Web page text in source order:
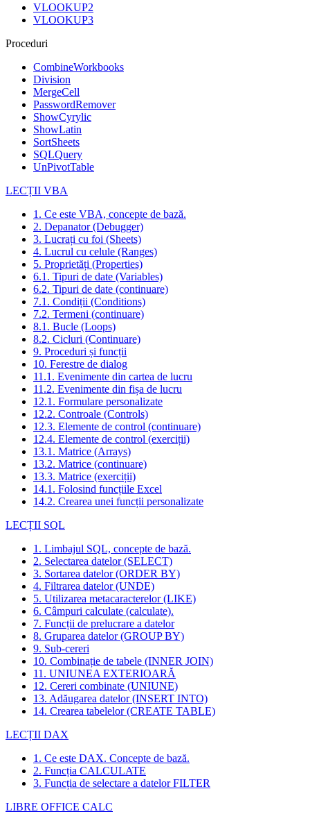
VLOOKUP2
VLOOKUP3
Proceduri
CombineWorkbooks
Division
MergeCell
PasswordRemover
ShowCyrylic
ShowLatin
SortSheets
SQLQuery
UnPivotTable
LECȚII VBA
1. Ce este VBA, concepte de bază.
2. Depanator (Debugger)
3. Lucrați cu foi (Sheets)
4. Lucrul cu celule (Ranges)
5. Proprietăți (Properties)
6.1. Tipuri de date (Variables)
6.2. Tipuri de date (continuare)
7.1. Condiții (Conditions)
7.2. Termeni (continuare)
8.1. Bucle (Loops)
8.2. Cicluri (Continuare)
9. Proceduri și funcții
10. Ferestre de dialog
11.1. Evenimente din cartea de lucru
11.2. Evenimente din fișa de lucru
12.1. Formulare personalizate
12.2. Controale (Controls)
12.3. Elemente de control (continuare)
12.4. Elemente de control (exerciții)
13.1. Matrice (Arrays)
13.2. Matrice (continuare)
13.3. Matrice (exerciții)
14.1. Folosind funcțiile Excel
14.2. Crearea unei funcții personalizate
LECȚII SQL
1. Limbajul SQL, concepte de bază.
2. Selectarea datelor (SELECT)
3. Sortarea datelor (ORDER BY)
4. Filtrarea datelor (UNDE)
5. Utilizarea metacaracterelor (LIKE)
6. Câmpuri calculate (calculate).
7. Funcții de prelucrare a datelor
8. Gruparea datelor (GROUP BY)
9. Sub-cereri
10. Combinație de tabele (INNER JOIN)
11. UNIUNEA EXTERIOARĂ
12. Cereri combinate (UNIUNE)
13. Adăugarea datelor (INSERT INTO)
14. Crearea tabelelor (CREATE TABLE)
LECȚII DAX
1. Ce este DAX. Concepte de bază.
2. Funcția CALCULATE
3. Funcția de selectare a datelor FILTER
LIBRE OFFICE CALC